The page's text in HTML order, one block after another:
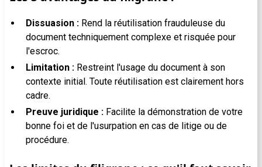
Dissuasion : Rend la réutilisation frauduleuse du
document techniquement complexe et risquée pour
l'escroc.
Limitation : Restreint l'usage du document à son
contexte initial. Toute réutilisation est clairement hors
cadre.
Preuve juridique : Facilite la démonstration de votre
bonne foi et de l'usurpation en cas de litige ou de
procédure.